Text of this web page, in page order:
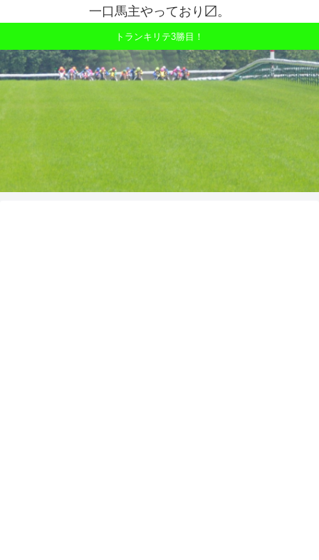
一口馬主やっており〼。
トランキリテ3勝目！